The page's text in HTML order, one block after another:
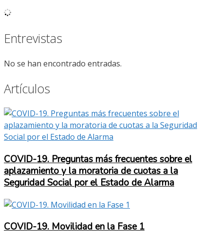
Entrevistas
No se han encontrado entradas.
Artículos
COVID-19. Preguntas más frecuentes sobre el
aplazamiento y la moratoria de cuotas a la
Seguridad Social por el Estado de Alarma
COVID-19. Movilidad en la Fase 1